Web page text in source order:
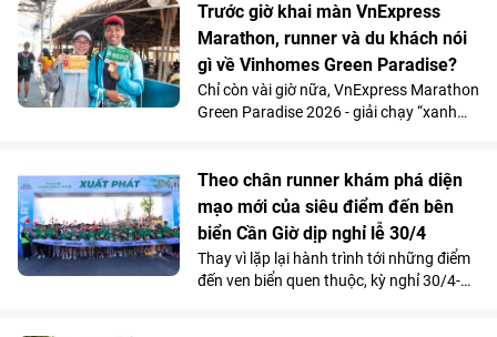
khác về cơ hội an cư và đầu tư tại siêu đô
thị biển. Khi những bước chân chinh
phục đường chạy xuyên rừng chạm biển
khép lại, nhiều người ở lại lâu hơn để
quan sát và đi đến quyết định xuống tiền
một cách đầy quyết đoán.
Trước giờ khai màn VnExpress
Marathon, runner và du khách nói
gì về Vinhomes Green Paradise?
Chỉ còn vài giờ nữa, VnExpress Marathon
Green Paradise 2026 - giải chạy “xanh
vực nhận racekit, khoe dáng tại các điểm
check-in, khám phá những cung đường
thênh thang mà chỉ vài tháng trước còn
là mặt biển, tìm hiểu dự án tại văn phòng
bán hàng… Tất cả tạo nên một bức tranh
vừa náo nhiệt, vừa giàu cảm xúc về một
Theo chân runner khám phá diện
mạo mới của siêu điểm đến bên
biển Cần Giờ dịp nghỉ lễ 30/4
Thay vì lặp lại hành trình tới những điểm
đến ven biển quen thuộc, kỳ nghỉ 30/4-